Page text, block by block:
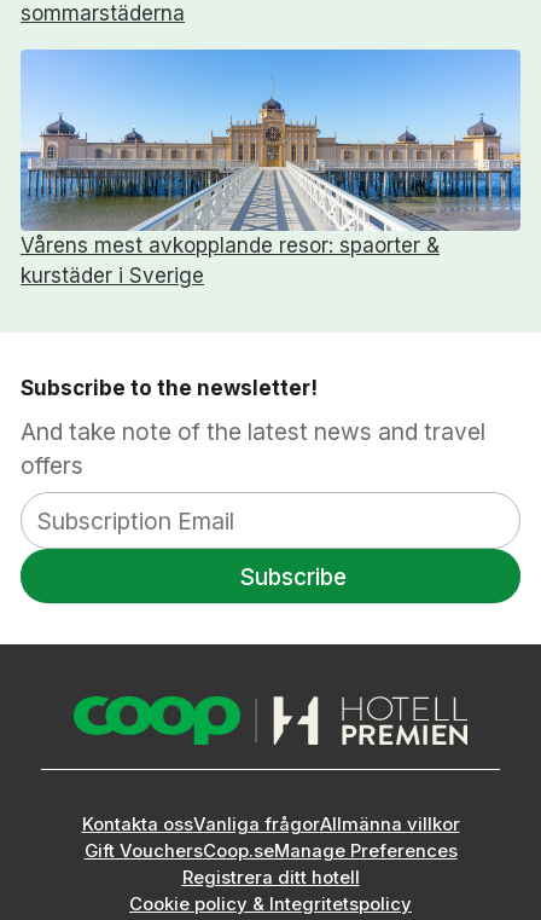
sommarstäderna
Vårens mest avkopplande resor: spaorter &
kurstäder i Sverige
Subscribe to the newsletter!
And take note of the latest news and travel
offers
Subscribe
Kontakta ossVanliga frågorAllmänna villkor
Gift VouchersCoop.seManage Preferences
Registrera ditt hotell
Cookie policy & Integritetspolicy